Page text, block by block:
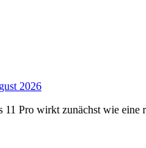
2026
Pro wirkt zunächst wie eine